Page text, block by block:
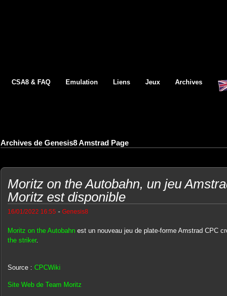
CSA8 & FAQ Emulation Liens Jeux Archives
Archives de Genesis8 Amstrad Page
Moritz on the Autobahn, un jeu
Moritz est disponible
16/01/2022 16:55 - Genesis8
Moritz on the Autobahnest un nouveau jeu de plate-forme Amstrad CPC
the striker.
Source : CPCWiki
Site Web de Team Moritz